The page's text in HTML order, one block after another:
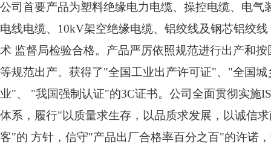
金联宇控制电缆 RVV 金联宇电缆 家
公司首要产品为塑料绝缘电力电缆、操控电缆、电气
电线电缆、10kV架空绝缘电缆、铝绞线及钢芯铝绞
术 监督局检验合格。产品严厉依照规范进行出产和
等规范出产。获得了"全国工业出产许可证"、"全国
业"、 "我国强制认证"的3C证书。公司全面贯彻实施
体系，履行"以质量求生存，以品质求发展，以诚信
客"的 方针，信守"产品出厂合格率百分之百"的许诺